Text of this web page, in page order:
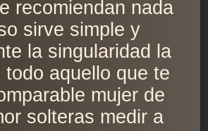
recomiendan nada
sirve simple y
la singularidad la
todo aquello que te
mujer de
solteras medir a